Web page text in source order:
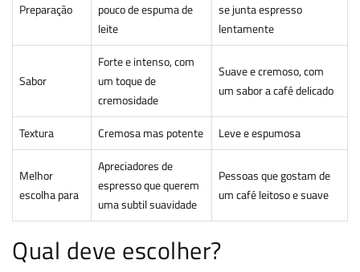
Preparação
pouco de espuma de
leite
se junta espresso
lentamente
Sabor
Forte e intenso, com
um toque de
cremosidade
Suave e cremoso, com
um sabor a café delicado
Textura Cremosa mas potente Leve e espumosa
Melhor
escolha para
Apreciadores de
espresso que querem
uma subtil suavidade
Pessoas que gostam de
um café leitoso e suave
Qual deve escolher?